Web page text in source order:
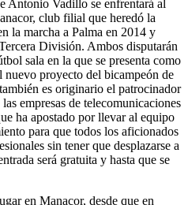
Antonio Vadillo se enfrentará al
club filial que heredó la
la marcha a Palma en 2014 y
División. Ambos disputarán
sala en la que se presenta como
proyecto del bicampeón de
es originario el patrocinador
empresas de telecomunicaciones
ha apostado por llevar al equipo
para que todos los aficionados
sin tener que desplazarse a
será gratuita y hasta que se
en Manacor, desde que en